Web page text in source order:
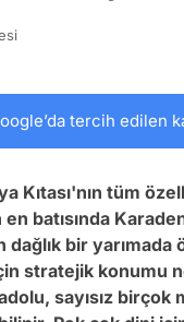
tercih edilen
Kıtası'nın tüm
batısında
dağlık bir
stratejik
sayısız